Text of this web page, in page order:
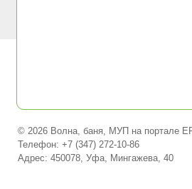
© 2026 Волна, баня, МУП на портале
Телефон: +7 (347) 272-10-86
Адрес: 450078, Уфа, Мингажева, 40